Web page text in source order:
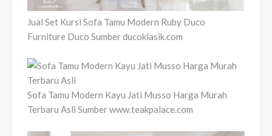
Jual Set Kursi Sofa Tamu Modern Ruby Duco
Furniture Duco Sumber ducoklasik.com
Sofa Tamu Modern Kayu Jati Musso Harga Murah
Terbaru Asli Sumber www.teakpalace.com